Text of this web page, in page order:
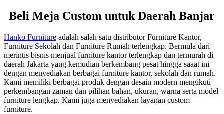
Beli Meja Custom untuk Daerah Banjar
Hanko Furniture adalah salah satu distributor Furniture Kantor,
Furniture Sekolah dan Furniture Rumah terlengkap. Bermula dari
merintis bisnis menjual furniture kantor terlengkap dan termurah di
daerah Jakarta yang kemudian berkembang pesat hingga saaat ini
dengan menyediakan berbagai furniture kantor, sekolah dan rumah.
Kami memiliki berbagai produk dengan desain modern mengikuti
perkembangan zaman dan pilihan bahan, ukuran, warna serta model
furniture lengkap. Kami juga menyediakan layanan custom
furniture.